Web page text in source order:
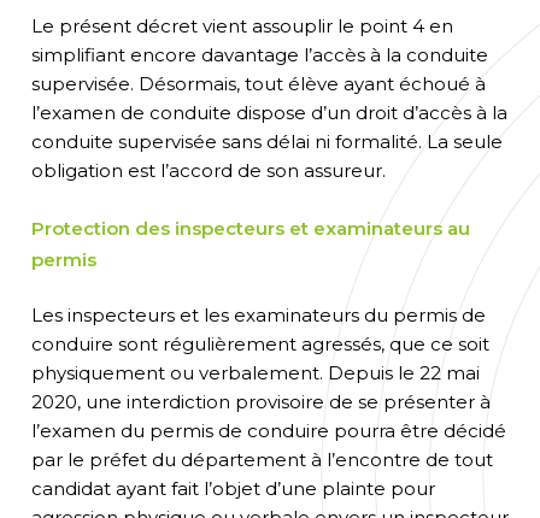
Le présent décret vient assouplir le point 4 en
simplifiant encore davantage l’accès à la conduite
supervisée. Désormais, tout élève ayant échoué à
l’examen de conduite dispose d’un droit d’accès à la
conduite supervisée sans délai ni formalité. La seule
obligation est l’accord de son assureur.
Protection des inspecteurs et examinateurs au
permis
Les inspecteurs et les examinateurs du permis de
conduire sont régulièrement agressés, que ce soit
physiquement ou verbalement. Depuis le 22 mai
2020, une interdiction provisoire de se présenter à
l’examen du permis de conduire pourra être décidé
par le préfet du département à l’encontre de tout
candidat ayant fait l’objet d’une plainte pour